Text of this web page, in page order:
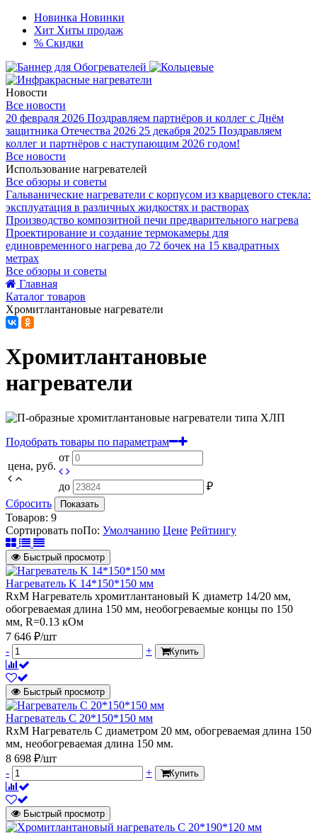
Новинка Новинки
Хит Хиты продаж
% Скидки
Новости
Все новости
20 февраля 2026 Поздравляем партнёров и коллег с Днём
защитника Отечества 2026 25 декабря 2025 Поздравляем
коллег и партнёров с наступающим 2026 годом!
Все новости
Использование нагревателей
Все обзоры и советы
Гальванические нагреватели с корпусом из кварцевого стекла:
эксплуатация в различных жидкостях и растворах
Производство композитной печи предварительного нагрева
Проектирование и создание термокамеры для
единовременного нагрева до 72 бочек на 15 квадратных
метрах
Все обзоры и советы
Главная
Каталог товаров
Хромитлантановые нагреватели
Хромитлантановые
нагреватели
Подобрать товары по параметрам
цена, руб.
от
до
₽
Сбросить
Показать
Товаров: 9
Сортировать поПо: Умолчанию Цене Рейтингу
Быстрый просмотр
Нагреватель K 14*150*150 мм
RxM Нагреватель хромитлантановый K диаметр 14/20 мм,
обогреваемая длина 150 мм, необогреваемые концы по 150
мм, R=0.13 кОм
7 646 ₽/шт
-
+ Купить
Быстрый просмотр
Нагреватель С 20*150*150 мм
RxM Нагреватель С диаметром 20 мм, обогреваемая длина 150
мм, необогреваемая длина 150 мм.
8 698 ₽/шт
-
+ Купить
Быстрый просмотр